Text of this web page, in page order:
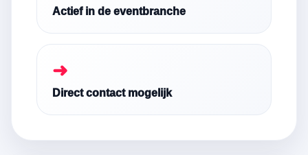
Actief in de eventbranche
➜
Direct contact mogelijk